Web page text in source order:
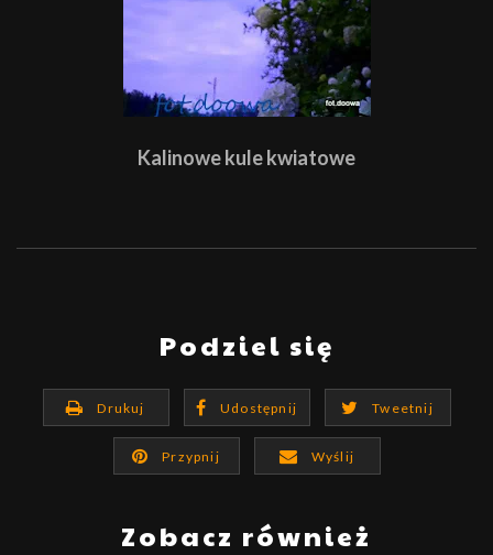
Kalinowe kule kwiatowe
Podziel się
Drukuj Udostępnij Tweetnij
Przypnij Wyślij
Zobacz również